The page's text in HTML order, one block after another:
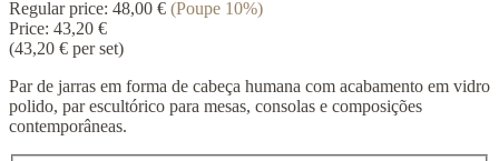
Regular price: 48,00 € (Poupe 10%)
Price: 43,20 €
(43,20 € per set)
Par de jarras em forma de cabeça humana com acabamento em vidro
polido, par escultórico para mesas, consolas e composições
contemporâneas.